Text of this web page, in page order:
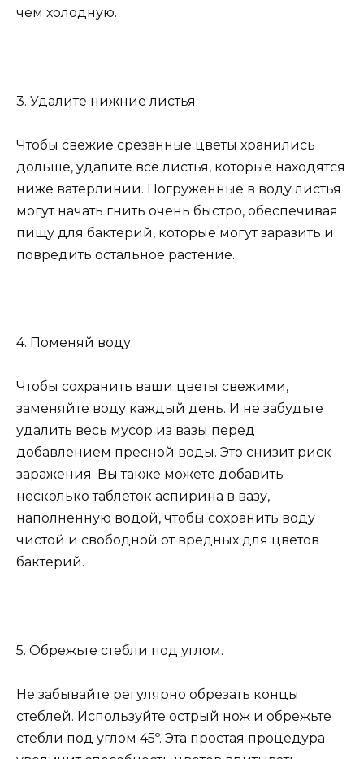
чем холодную.
3. Удалите нижние листья.
Чтобы свежие срезанные цветы хранились
дольше, удалите все листья, которые находятся
ниже ватерлинии. Погруженные в воду листья
могут начать гнить очень быстро, обеспечивая
пищу для бактерий, которые могут заразить и
повредить остальное растение.
4. Поменяй воду.
Чтобы сохранить ваши цветы свежими,
заменяйте воду каждый день. И не забудьте
удалить весь мусор из вазы перед
добавлением пресной воды. Это снизит риск
заражения. Вы также можете добавить
несколько таблеток аспирина в вазу,
наполненную водой, чтобы сохранить воду
чистой и свободной от вредных для цветов
бактерий.
5. Обрежьте стебли под углом.
Не забывайте регулярно обрезать концы
стеблей. Используйте острый нож и обрежьте
стебли под углом 45º. Эта простая процедура